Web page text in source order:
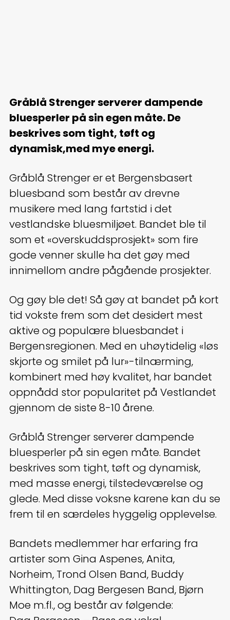
Gråblå Strenger serverer dampende
bluesperler på sin egen måte. De
beskrives som tight, tøft og
dynamisk,med mye energi.
Gråblå Strenger er et Bergensbasert
bluesband som består av drevne
musikere med lang fartstid i det
vestlandske bluesmiljøet. Bandet ble til
som et «overskuddsprosjekt» som fire
gode venner skulle ha det gøy med
innimellom andre pågående prosjekter.
Og gøy ble det! Så gøy at bandet på kort
tid vokste frem som det desidert mest
aktive og populære bluesbandet i
Bergensregionen. Med en uhøytidelig «løs
skjorte og smilet på lur»-tilnærming,
kombinert med høy kvalitet, har bandet
oppnådd stor popularitet på Vestlandet
gjennom de siste 8-10 årene.
Gråblå Strenger serverer dampende
bluesperler på sin egen måte. Bandet
beskrives som tight, tøft og dynamisk,
med masse energi, tilstedeværelse og
glede. Med disse voksne karene kan du se
frem til en særdeles hyggelig opplevelse.
Bandets medlemmer har erfaring fra
artister som Gina Aspenes, Anita,
Norheim, Trond Olsen Band, Buddy
Whittington, Dag Bergesen Band, Bjørn
Moe m.fl., og består av følgende: